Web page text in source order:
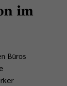
im
Büros